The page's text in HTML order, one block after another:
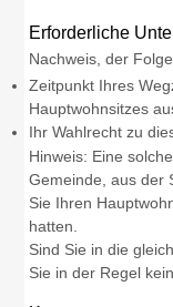
Erforderliche
Nachweis, der
Zeitpunkt Ihres
Hauptwohnsitzes
Ihr Wahlrecht zu
Hinweis: Eine
Gemeinde, aus der
Sie Ihren
hatten.
Sind Sie in die
Sie in der Regel